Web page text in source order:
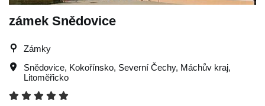
zámek Snědovice
Zámky
Snědovice, Kokořínsko, Severní Čechy, Máchův kraj,
Litoměřicko